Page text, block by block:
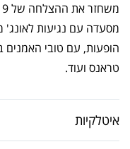
מסעדה עם נגיעות לאונג'
הופעות, עם טובי האמנים
טראנס ועוד.
איטלקיות